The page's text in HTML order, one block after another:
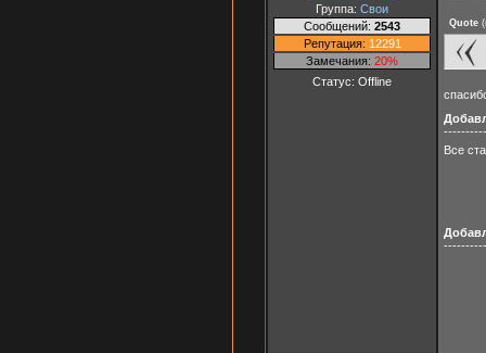
Группа: Свои
Сообщений: 2543
Репутация: 12291
Замечания: 20%
Статус: Offline
Quote (
Все